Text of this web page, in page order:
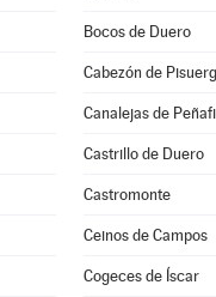
Bocos de Duero
Cabezón de
Canalejas de
Castrillo de Duero
Castromonte
Ceinos de Campos
Cogeces de Íscar